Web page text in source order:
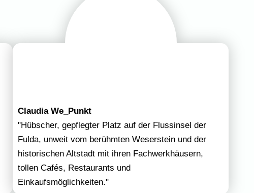
Claudia We_Punkt
"Hübscher, gepflegter Platz auf der Flussinsel der
Fulda, unweit vom berühmten Weserstein und der
historischen Altstadt mit ihren Fachwerkhäusern,
tollen Cafés, Restaurants und
Einkaufsmöglichkeiten."